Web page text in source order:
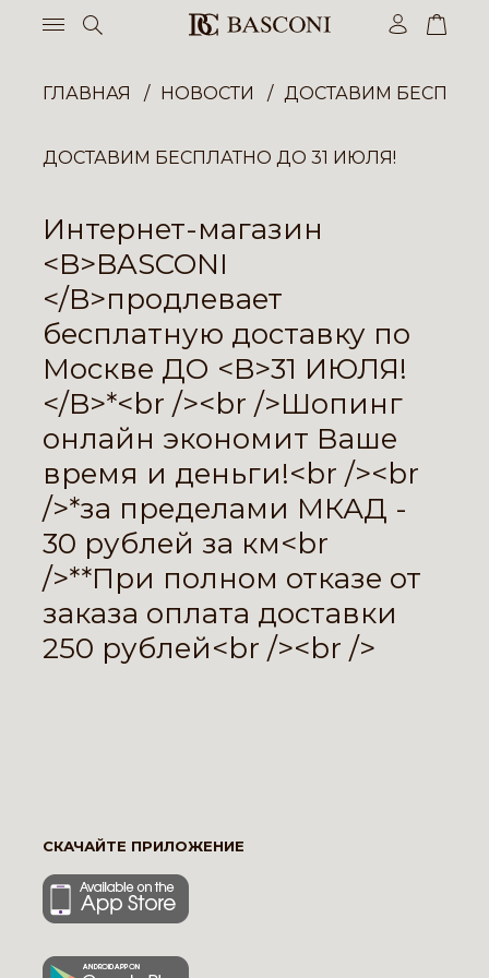
ГЛАВНАЯ НОВОСТИ ДОСТАВИМ
ДОСТАВИМ БЕСПЛАТНО ДО 31 ИЮЛЯ!
Интернет-магазин
<B>BASCONI
</B>продлевает
бесплатную доставку по
Москве ДО <B>31 ИЮЛЯ!
</B>*<br /><br />Шопинг
онлайн экономит Ваше
время и деньги!<br /><br
/>*за пределами МКАД -
30 рублей за км<br
/>**При полном отказе от
заказа оплата доставки
250 рублей<br /><br />
СКАЧАЙТЕ ПРИЛОЖЕНИЕ